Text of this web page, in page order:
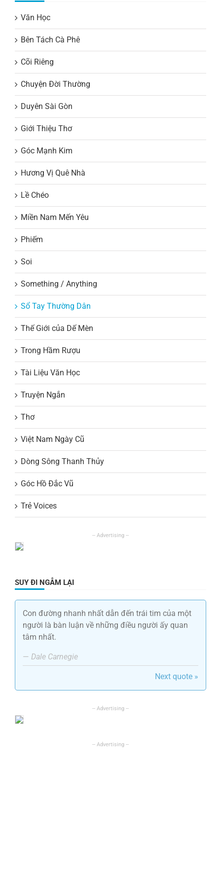
Văn Học
Bên Tách Cà Phê
Cõi Riêng
Chuyện Đời Thường
Duyên Sài Gòn
Giới Thiệu Thơ
Góc Mạnh Kim
Hương Vị Quê Nhà
Lề Chéo
Miền Nam Mến Yêu
Phiếm
Soi
Something / Anything
Sổ Tay Thường Dân
Thế Giới của Dế Mèn
Trong Hầm Rượu
Tài Liệu Văn Học
Truyện Ngắn
Thơ
Việt Nam Ngày Cũ
Dòng Sông Thanh Thủy
Góc Hồ Đắc Vũ
Trẻ Voices
SUY ĐI NGẪM LẠI
Con đường nhanh nhất dẫn đến trái tim của một
người là bàn luận về những điều người ấy quan
tâm nhất.
— Dale Carnegie
Next quote »